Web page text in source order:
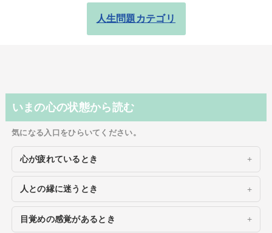
人生問題カテゴリ
いまの心の状態から読む
気になる入口をひらいてください。
心が疲れているとき
人との縁に迷うとき
目覚めの感覚があるとき